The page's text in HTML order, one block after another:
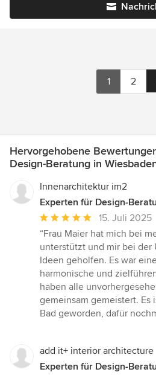
1 2
Hervorgehobene
Design-Beratung in
Innenarchitektur im2
Experten für Design-
Durchschnittliche
Bewertung:
5
von
5
Sternen
15. Juli 2025
“Frau Maier hat mich bei
unterstützt und mir bei der
Ideen geholfen. Es war
harmonische und
haben alle
gemeinsam gemeistert. Es
Bad geworden, dafür
add it+ interior architecture
Experten für Design-